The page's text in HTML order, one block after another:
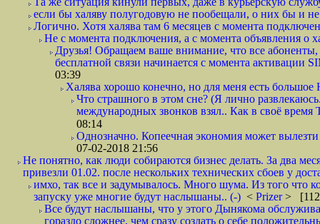
если бы халяву полугодовую не пообещали, о них бы и
Логично. Хотя халява там 6 месяцев с момента
Не с момента подключения, а с момента объявления о
Друзья! Обращаем ваше внимание, что все
бесплатной связи начинается с момента
03:39
Халява хорошо конечно, но для меня есть
Что страшного в этом сне? (Я лично
международных звонков взял.. Как в своё
08:14
Однозначно. Копеечная экономия может
07-02-2018 21:56
Не понятно, как люди собираются бизнес делать. За два
привезли 01.02. после нескольких технических сбоев у
имхо, так все и задумывалось. Много шума. Из того что
запуску уже многие будут наслышаны.. (-) < Prizer>
Все будут наслышаны, что у этого Дынякома
гораздо сложнее, чем сразу создать о себе